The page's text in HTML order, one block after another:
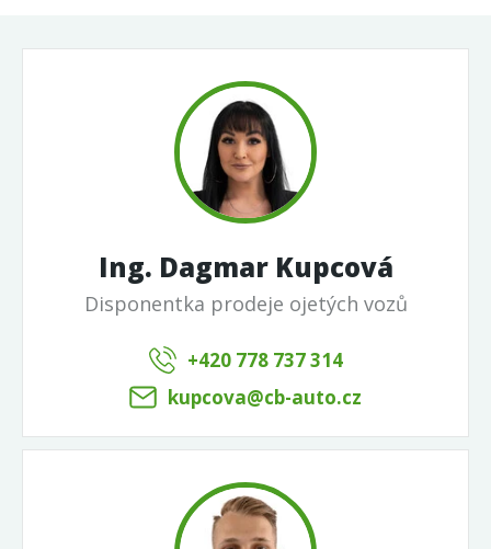
Ing. Dagmar Kupcová
Disponentka prodeje ojetých vozů
+420 778 737 314
kupcova@cb-auto.cz